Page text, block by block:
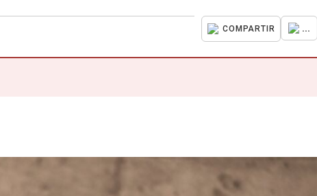
COMPARTIR ...